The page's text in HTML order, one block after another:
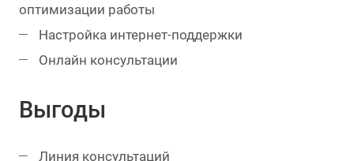
оптимизации работы
Настройка интернет-поддержки
Онлайн консультации
Выгоды
Линия консультаций